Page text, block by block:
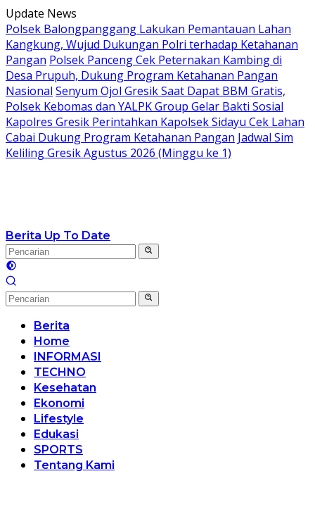
Langsung
ke
konten
Update News
Polsek Balongpanggang Lakukan Pemantauan Lahan
Kangkung, Wujud Dukungan Polri terhadap Ketahanan
Pangan Polsek Panceng Cek Peternakan Kambing di
Desa Prupuh, Dukung Program Ketahanan Pangan
Nasional Senyum Ojol Gresik Saat Dapat BBM Gratis,
Polsek Kebomas dan YALPK Group Gelar Bakti Sosial
Kapolres Gresik Perintahkan Kapolsek Sidayu Cek Lahan
Cabai Dukung Program Ketahanan Pangan Jadwal Sim
Keliling Gresik Agustus 2026 (Minggu ke 1)
Berita Up To Date
Berita
Home
INFORMASI
TECHNO
Kesehatan
Ekonomi
Lifestyle
Edukasi
SPORTS
Tentang Kami